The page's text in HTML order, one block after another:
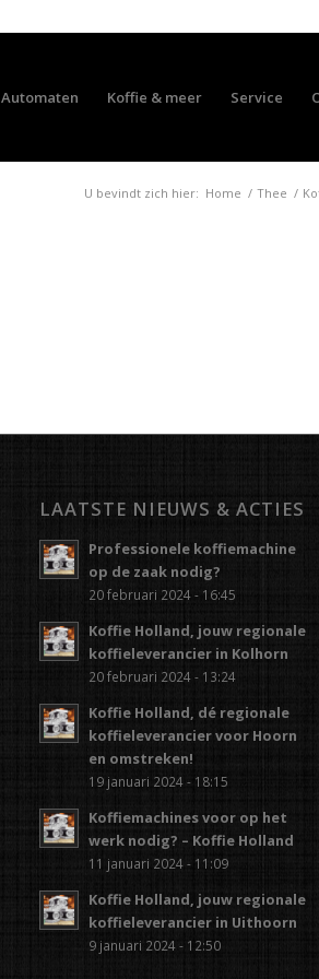
Automaten Koffie & meer Service
U bevindt zich hier: Home / Thee /
LAATSTE NIEUWS & ACTIES
Professionele koffiemachine
op de zaak nodig?
20 februari 2024 - 16:45
Koffie Holland, jouw regionale
koffieleverancier in Kolhorn
20 februari 2024 - 13:24
Koffie Holland, dé regionale
koffieleverancier voor Hoorn
en omstreken!
19 januari 2024 - 18:15
Koffiemachines voor op het
werk nodig? – Koffie Holland
11 januari 2024 - 11:09
Koffie Holland, jouw regionale
koffieleverancier in Uithoorn
9 januari 2024 - 12:50